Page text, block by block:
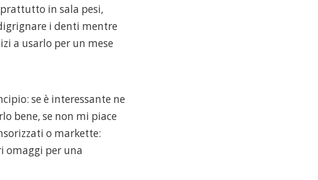
in sala pesi,
i denti mentre
a usarlo per un mese
se è interessante ne
bene, se non mi piace
o markette:
omaggi per una